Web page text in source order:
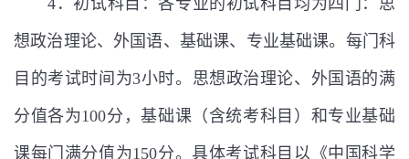
4 ．初试科目：各专业的初试科目均为四门：思
想政治理论、外国语、基础课、专业基础课。每门科
目的考试时间为3小时。思想政治理论、外国语的满
分值各为100分，基础课（含统考科目）和专业基础
课每门满分值为150分。具体考试科目以《中国科学